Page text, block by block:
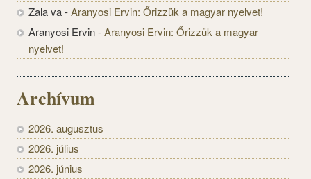
Zala va-Aranyosi Ervin: Őrizzük a magyar nyelvet!
Aranyosi Ervin-Aranyosi Ervin: Őrizzük a magyar
nyelvet!
Archívum
2026. augusztus
2026. július
2026. június